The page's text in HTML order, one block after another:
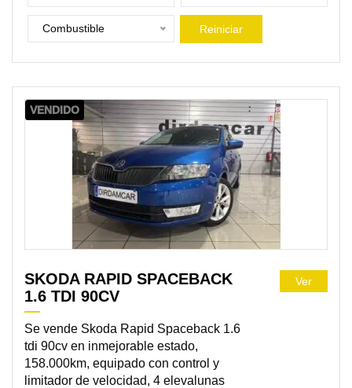
Combustible Reiniciar
VENDIDO
SKODA RAPID SPACEBACK
1.6 TDI 90CV
Se vende Skoda Rapid Spaceback 1.6
tdi 90cv en inmejorable estado,
158.000km, equipado con control y
limitador de velocidad, 4 elevalunas
Ver